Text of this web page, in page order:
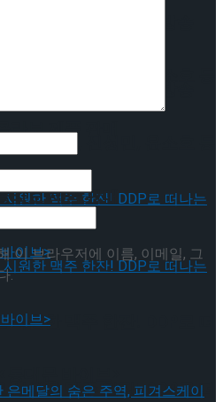
자립준비 청년 후원 방송
보 제품 판매
원한 맥주 한잔! DDP로 떠
… 김지훈, 신성민, 윤소호 등
라보 제품 판매
원한 맥주 한잔! DDP로 떠
이 브라우저에 이름, 이메일, 그
.